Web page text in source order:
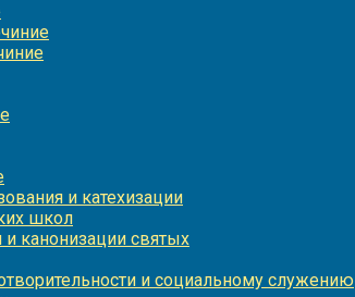
и катехизации
школ
канонизации святых
и социальному служению